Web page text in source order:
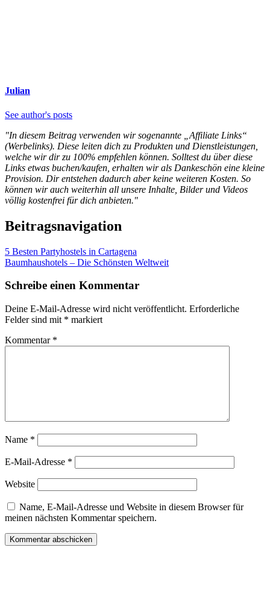
Julian
See author's posts
"In diesem Beitrag verwenden wir sogenannte „Affiliate Links“
(Werbelinks). Diese leiten dich zu Produkten und Dienstleistungen,
welche wir dir zu 100% empfehlen können. Solltest du über diese
Links etwas buchen/kaufen, erhalten wir als Dankeschön eine kleine
Provision. Dir entstehen dadurch aber keine weiteren Kosten. So
können wir auch weiterhin all unsere Inhalte, Bilder und Videos
völlig kostenfrei für dich anbieten."
Beitragsnavigation
5 Besten Partyhostels in Cartagena
Baumhaushotels – Die Schönsten Weltweit
Schreibe einen Kommentar
Deine E-Mail-Adresse wird nicht veröffentlicht. Erforderliche
Felder sind mit * markiert
Kommentar *
Name *
E-Mail-Adresse *
Website
Name, E-Mail-Adresse und Website in diesem Browser für
meinen nächsten Kommentar speichern.